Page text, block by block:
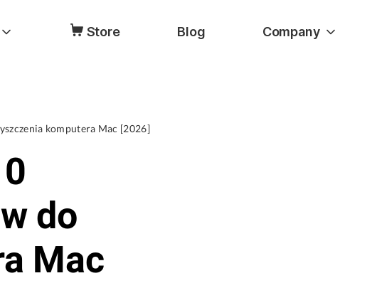
Store Blog Company
komputera Mac [2026]
do
Mac